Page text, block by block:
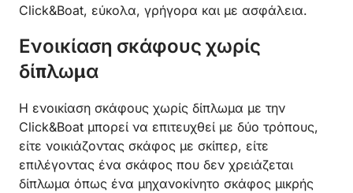
Click&Boat, εύκολα, γρήγορα και με ασφάλεια.
Ενοικίαση σκάφους χωρίς
δίπλωμα
Η ενοικίαση σκάφους χωρίς δίπλωμα με την
Click&Boat μπορεί να επιτευχθεί με δύο τρόπους,
είτε νοικιάζοντας σκάφος με σκίπερ, είτε
επιλέγοντας ένα σκάφος που δεν χρειάζεται
δίπλωμα όπως ένα μηχανοκίνητο σκάφος μικρής